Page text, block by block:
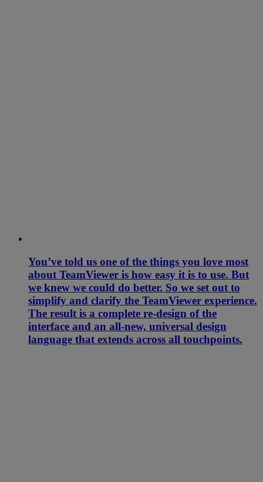
You’ve told us one of the things you love most
about TeamViewer is how easy it is to use. But
we knew we could do better. So we set out to
simplify and clarify the TeamViewer experience.
The result is a complete re-design of the
interface and an all-new, universal design
language that extends across all touchpoints.